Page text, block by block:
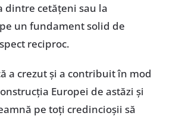
dintre cetățeni sau la
un fundament solid de
reciproc.
a crezut și a contribuit în mod
Europei de astăzi și
pe toți credincioșii să